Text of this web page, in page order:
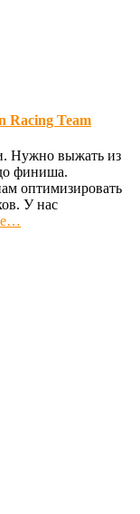
Racing Team
Нужно выжать из
финиша.
оптимизировать
У нас